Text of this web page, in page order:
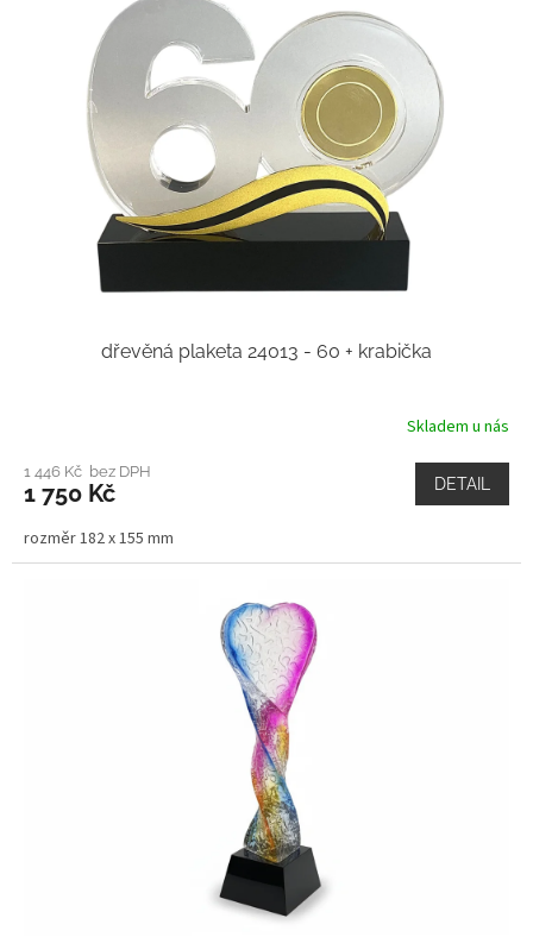
dřevěná plaketa 24013 - 60 + krabička
Skladem u nás
1 446 Kč bez DPH
1 750 Kč DETAIL
rozměr 182 x 155 mm